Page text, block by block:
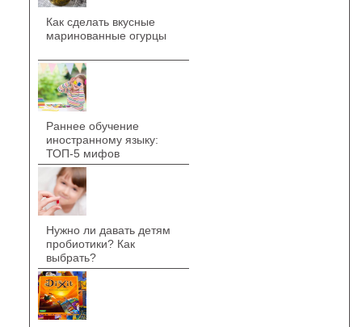
Как сделать вкусные
маринованные огурцы
Раннее обучение
иностранному языку:
ТОП-5 мифов
Нужно ли давать детям
пробиотики? Как
выбрать?